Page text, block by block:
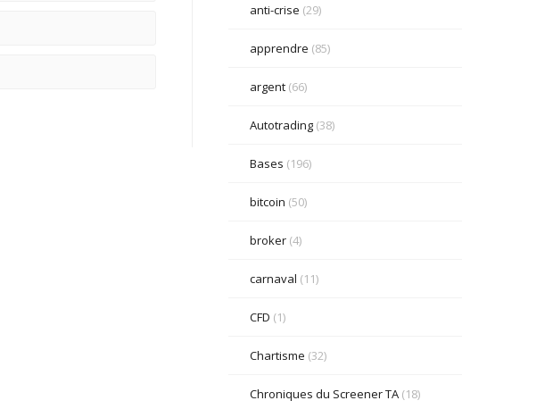
anti-crise (29)
apprendre (85)
argent(66)
Autotrading(38)
Bases (196)
bitcoin (50)
broker(4)
carnaval (11)
CFD (1)
Chartisme (32)
Chroniques du Screener TA(18)